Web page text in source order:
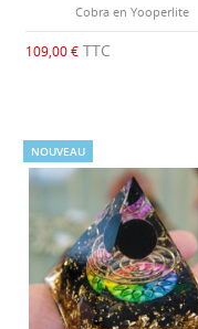
Cobra en Yooperlite
109,00 € TTC
NOUVEAU